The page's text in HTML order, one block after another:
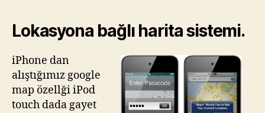
Lokasyona bağlı harita sistemi.
iPhone dan
alıştığımız google
map özellği iPod
touch dada gayet